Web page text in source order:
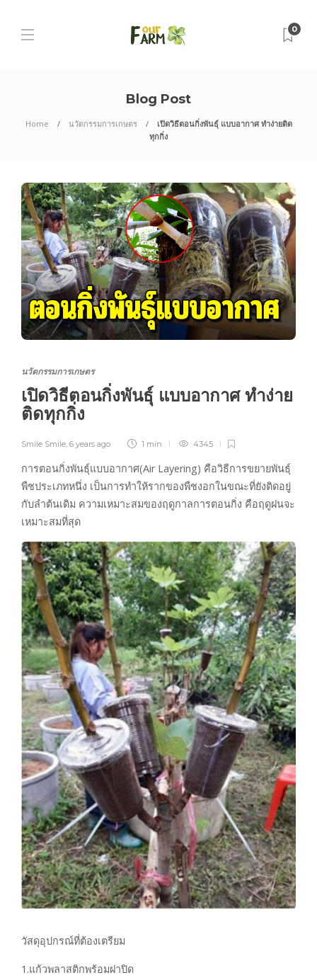
0
Blog Post
Home นวัตกรรมการเกษตร
เปิดวิธีตอนกิ่งพันธุ์ แบบอากาศ ทำง่ายติด
ทุกกิ่ง
นวัตกรรมการเกษตร
เปิดวิธีตอนกิ่งพันธุ์ แบบอากาศ ทำง่าย
ติดทุกกิ่ง
Smile Smile 6 years ago 1 min 4345
การตอนกิ่งพันธุ์แบบอากาศ(Air Layering) คือวิธีการขยายพันธุ์
พืชประเภทหนึ่ง เป็นการทำให้รากของพืชงอกในขณะที่ยังติดอยู่
กับลำต้นเดิม ความเหมาะสมของฤดูกาลการตอนกิ่ง คือฤดูฝนจะ
เหมาะสมที่สุด
วัสดุอุปกรณ์ที่ต้องเตรียม
1.แก้วพลาสติกพร้อมฝาปิด